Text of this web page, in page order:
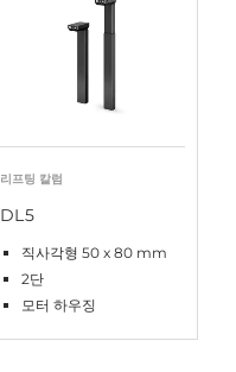
리프팅 칼럼
DL5
직사각형 50 x 80 mm
2단
모터 하우징